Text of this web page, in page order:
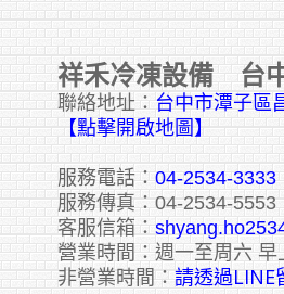
祥禾冷凍設備 台
聯絡地址： 台中市潭子區
【點擊開啟地圖】
服務電話： 04-2534-3333
服務傳真：04-2534-5553
客服信箱：
營業時間：週一至周六
非營業時間： 請透過LINE